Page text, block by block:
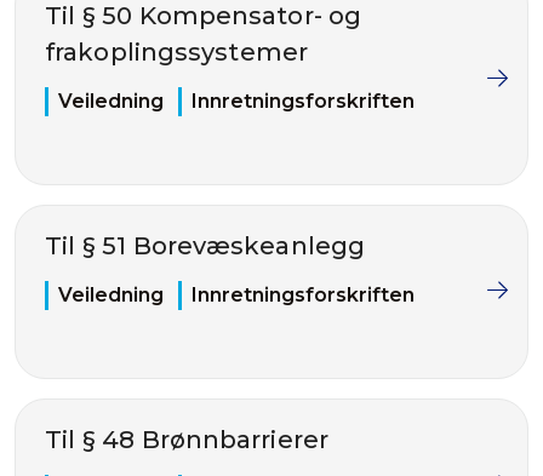
Til § 50 Kompensator- og
frakoplingssystemer
Veiledning Innretningsforskriften
Til § 51 Borevæskeanlegg
Veiledning Innretningsforskriften
Til § 48 Brønnbarrierer